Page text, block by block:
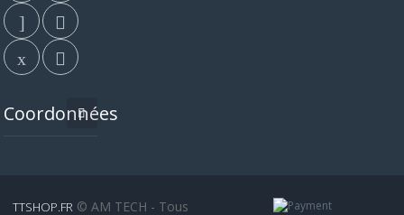
Coordonnées
TTSHOP.FR © AM TECH - Tous